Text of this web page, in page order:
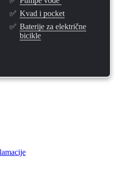
✅ Kvad i pocket
✅ Baterije za električne
bicikle